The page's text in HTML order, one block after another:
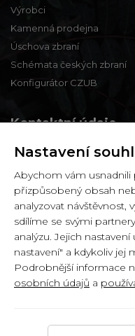
Výrobci
Kamenná prodejna
Úschova zbraní
Schémata českých zbraní
Konfigurátor CZUB
Kontaktní údaje
Zbraně a střelivo Karviná
Zámecká 99,
Karviná - Fryštát,
733 01
IČ: 65900634
DIČ: CZ6358030426
Copyright © 2026 by
Nastavení
Abychom vám usnadnili
přizpůsobený obsah
analyzovat návštěvnost,
sdílíme se svými
analýzu. Jejich
nastavení" a kdykoliv jej
Podrobnější informace
osobních údajů a